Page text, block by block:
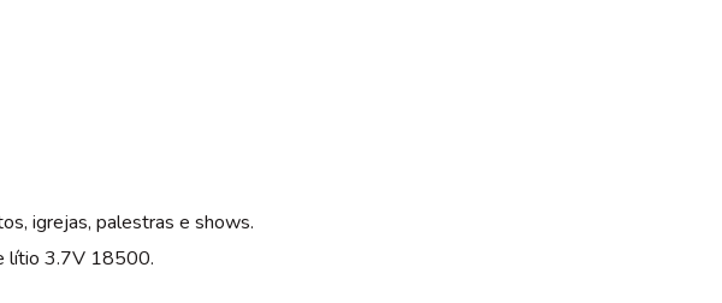
igrejas, palestras e shows.
lítio 3.7V 18500.